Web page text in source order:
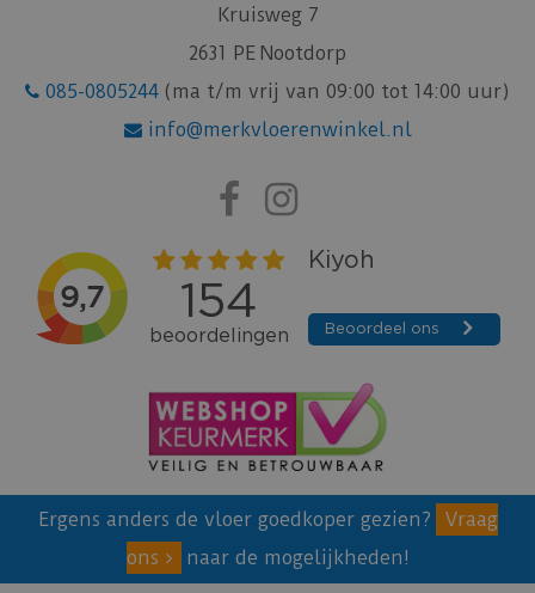
Kruisweg 7
2631 PE Nootdorp
085-0805244 (ma t/m vrij van 09:00 tot 14:00 uur)
info@merkvloerenwinkel.nl
Ergens anders de vloer goedkoper gezien?
Vraag
ons
naar de mogelijkheden!